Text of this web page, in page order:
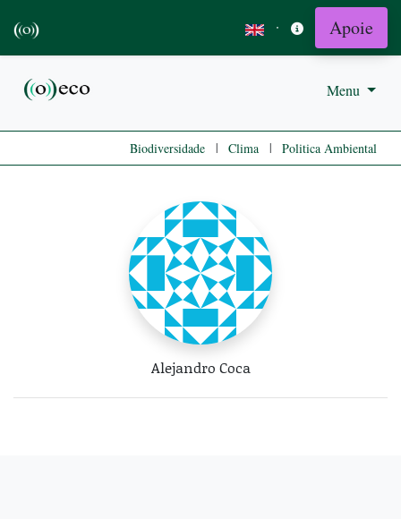
· Apoie
Menu
Biodiversidade | Clima | Politica Ambiental
Alejandro Coca